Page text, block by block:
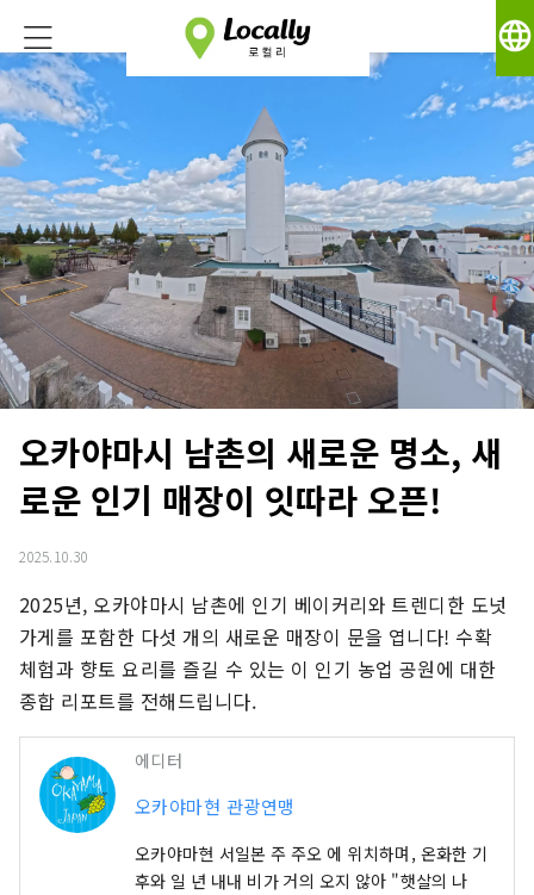
language
오카야마시 남촌의 새로운 명소, 새
로운 인기 매장이 잇따라 오픈!
2025.10.30
2025년, 오카야마시 남촌에 인기 베이커리와 트렌디한 도넛
가게를 포함한 다섯 개의 새로운 매장이 문을 엽니다! 수확
체험과 향토 요리를 즐길 수 있는 이 인기 농업 공원에 대한
종합 리포트를 전해드립니다.
에디터
오카야마현 관광연맹
오카야마현 서일본 주 주오 에 위치하며, 온화한 기
후와 일 년 내내 비가 거의 오지 않아 "햇살의 나